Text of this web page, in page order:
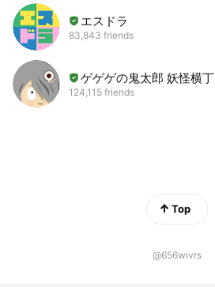
エスドラ
83,843 friends
ゲゲゲの鬼太郎 妖怪横丁
124,115 friends
Top
@656wivrs